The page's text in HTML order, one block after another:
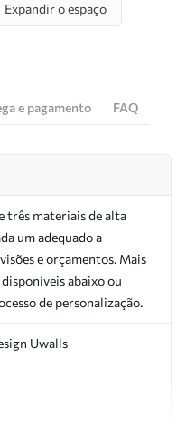
Expandir o espaço
e pagamento FAQ
três materiais de alta
um adequado a
e orçamentos. Mais
abaixo ou
de personalização.
Uwalls